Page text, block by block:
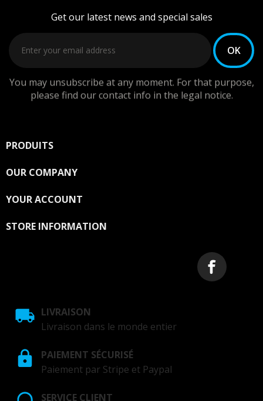
Get our latest news and special sales
You may unsubscribe at any moment. For that purpose,
please find our contact info in the legal notice.
PRODUITS
OUR COMPANY
YOUR ACCOUNT
STORE INFORMATION
LIVRAISON
Livraison dans le monde entier
PAIEMENT SÉCURISÉ
Paiement par Stripe et Paypal
SERVICE CLIENT